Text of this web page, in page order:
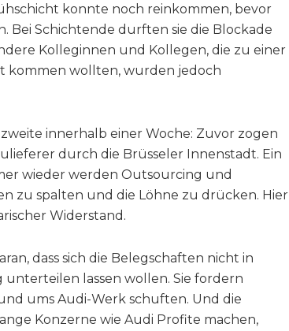
konnte noch reinkommen, bevor
Schichtende durften sie die Blockade
Kolleginnen und Kollegen, die zu einer
wollten, wurden jedoch
innerhalb einer Woche: Zuvor zogen
durch die Brüsseler Innenstadt. Ein
wieder werden Outsourcing und
zu spalten und die Löhne zu drücken. Hier
Widerstand.
dass sich die Belegschaften nicht in
lassen wollen. Sie fordern
ums Audi-Werk schuften. Und die
Konzerne wie Audi Profite machen,